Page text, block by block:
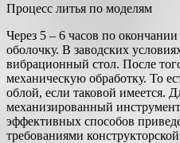
Процесс литья по моделям
Через 5 – 6 часов по
оболочку. В заводских
вибрационный стол. После
механическую обработку. То
облой, если таковой имеется.
механизированный
эффективных способов
требованиями